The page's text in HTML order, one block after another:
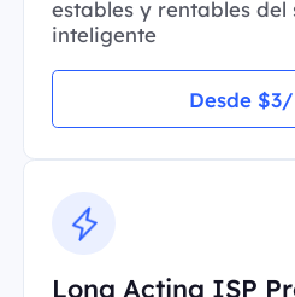
estables y rentables
inteligente
Desde
Long Acting ISP